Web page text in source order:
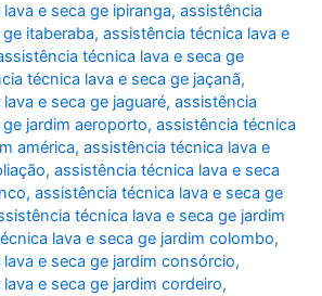
e seca ge ipiranga,assistência
itaberaba,assistência técnica lava e
técnica lava e seca ge
técnica lava e seca ge jaçanã,
e seca ge jaguaré,assistência
jardim aeroporto,assistência técnica
américa,assistência técnica lava e
,assistência técnica lava e seca
,assistência técnica lava e seca ge
técnica lava e seca ge jardim
lava e seca ge jardim colombo,
e seca ge jardim consórcio,
e seca ge jardim cordeiro,